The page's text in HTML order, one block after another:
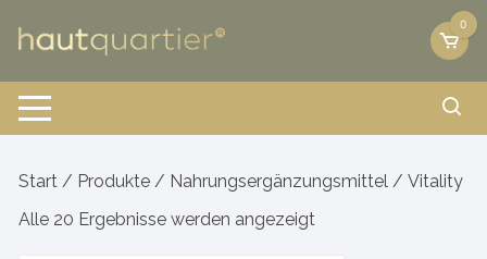
Inhalt
0
Start / Produkte / Nahrungsergänzungsmittel / Vitality
Alle 20 Ergebnisse werden angezeigt